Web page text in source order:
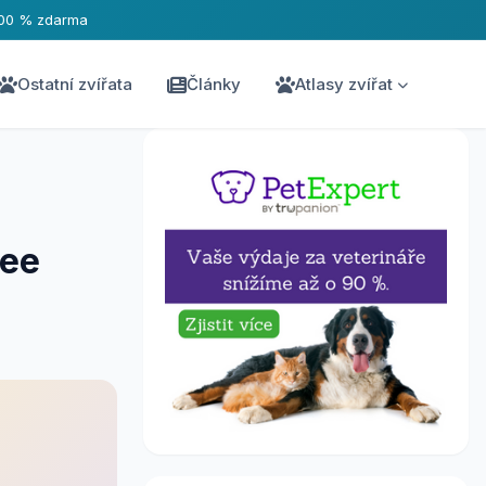
% zdarma
Ostatní zvířata Články Atlasy zvířat